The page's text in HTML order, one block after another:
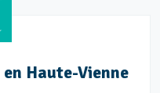
en Haute-Vienne